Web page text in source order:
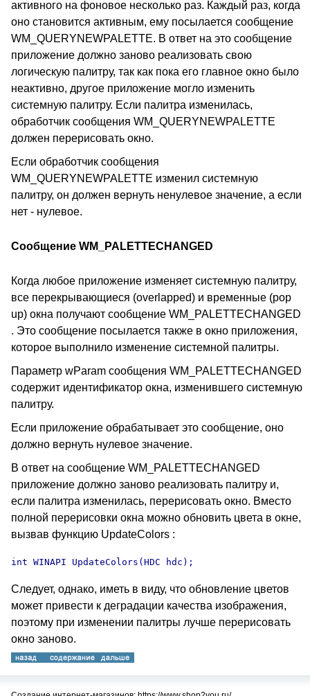
активного на фоновое несколько раз. Каждый раз, когда
оно становится активным, ему посылается сообщение
WM_QUERYNEWPALETTE. В ответ на это сообщение
приложение должно заново реализовать свою
логическую палитру, так как пока его главное окно было
неактивно, другое приложение могло изменить
системную палитру. Если палитра изменилась,
обработчик сообщения WM_QUERYNEWPALETTE
должен перерисовать окно.
Если обработчик сообщения
WM_QUERYNEWPALETTE изменил системную
палитру, он должен вернуть ненулевое значение, а если
нет - нулевое.
Сообщение WM_PALETTECHANGED
Когда любое приложение изменяет системную палитру,
все перекрывающиеся (overlapped) и временные (pop
up) окна получают сообщение WM_PALETTECHANGED
. Это сообщение посылается также в окно приложения,
которое выполнило изменение системной палитры.
Параметр wParam сообщения WM_PALETTECHANGED
содержит идентификатор окна, изменившего системную
палитру.
Если приложение обрабатывает это сообщение, оно
должно вернуть нулевое значение.
В ответ на сообщение WM_PALETTECHANGED
приложение должно заново реализовать палитру и,
если палитра изменилась, перерисовать окно. Вместо
полной перерисовки окна можно обновить цвета в окне,
вызвав функцию UpdateColors :
int WINAPI UpdateColors(HDC hdc);
Следует, однако, иметь в виду, что обновление цветов
может привести к деградации качества изображения,
поэтому при изменении палитры лучше перерисовать
окно заново.